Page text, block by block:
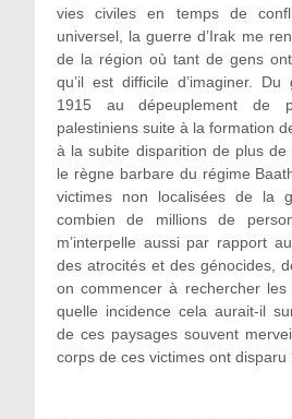
vies civiles en temps de
universel, la guerre d’Irak me
de la région où tant de gens
qu’il est difficile d’imaginer.
1915 au dépeuplement de
palestiniens suite à la formation
à la subite disparition de plus
le règne barbare du régime
victimes non localisées de la
combien de millions de
m’interpelle aussi par rapport
des atrocités et des génocides,
on commencer à rechercher
quelle incidence cela aurait-il
de ces paysages souvent
corps de ces victimes ont disparu